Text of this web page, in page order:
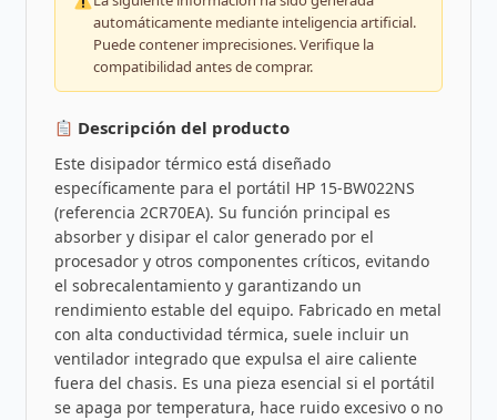
automáticamente mediante inteligencia artificial.
Puede contener imprecisiones. Verifique la
compatibilidad antes de comprar.
Descripción del producto
Este disipador térmico está diseñado
específicamente para el portátil HP 15-BW022NS
(referencia 2CR70EA). Su función principal es
absorber y disipar el calor generado por el
procesador y otros componentes críticos, evitando
el sobrecalentamiento y garantizando un
rendimiento estable del equipo. Fabricado en metal
con alta conductividad térmica, suele incluir un
ventilador integrado que expulsa el aire caliente
fuera del chasis. Es una pieza esencial si el portátil
se apaga por temperatura, hace ruido excesivo o no